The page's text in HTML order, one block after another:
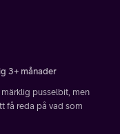
3+ månader
pusselbit, men
få reda på vad som